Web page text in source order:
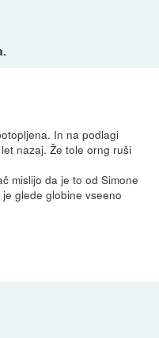
In na podlagi
nazaj. Že tole orng ruši
mislijo da je to od Simone
glede globine vseeno